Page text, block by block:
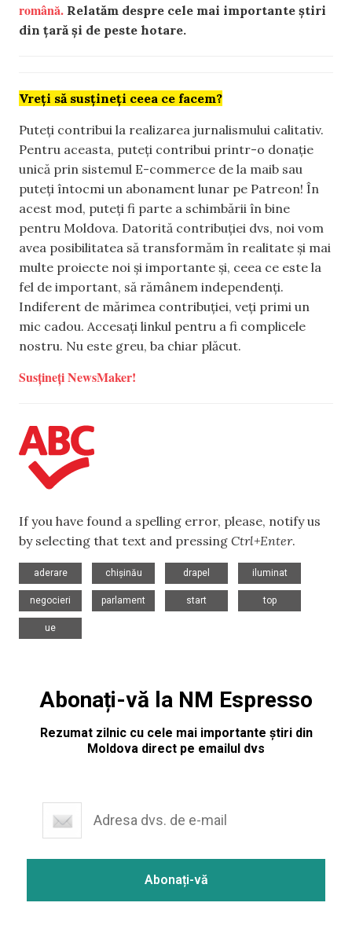
română. Relatăm despre cele mai importante știri
din țară și de peste hotare.
Vreți să susțineți ceea ce facem?
Puteți contribui la realizarea jurnalismului calitativ.
Pentru aceasta, puteți contribui printr-o donație
unică prin sistemul E-commerce de la maib sau
puteți întocmi un abonament lunar pe Patreon! În
acest mod, puteți fi parte a schimbării în bine
pentru Moldova. Datorită contribuției dvs, noi vom
avea posibilitatea să transformăm în realitate și mai
multe proiecte noi și importante și, ceea ce este la
fel de important, să rămânem independenți.
Indiferent de mărimea contribuției, veți primi un
mic cadou. Accesați linkul pentru a fi complicele
nostru. Nu este greu, ba chiar plăcut.
Susțineți NewsMaker!
If you have found a spelling error, please, notify us
by selecting that text and pressing Ctrl+Enter.
aderare
chișinău
drapel
iluminat
negocieri
parlament
start
top
ue
Abonați-vă la NM Espresso
Rezumat zilnic cu cele mai importante știri din
Moldova direct pe emailul dvs